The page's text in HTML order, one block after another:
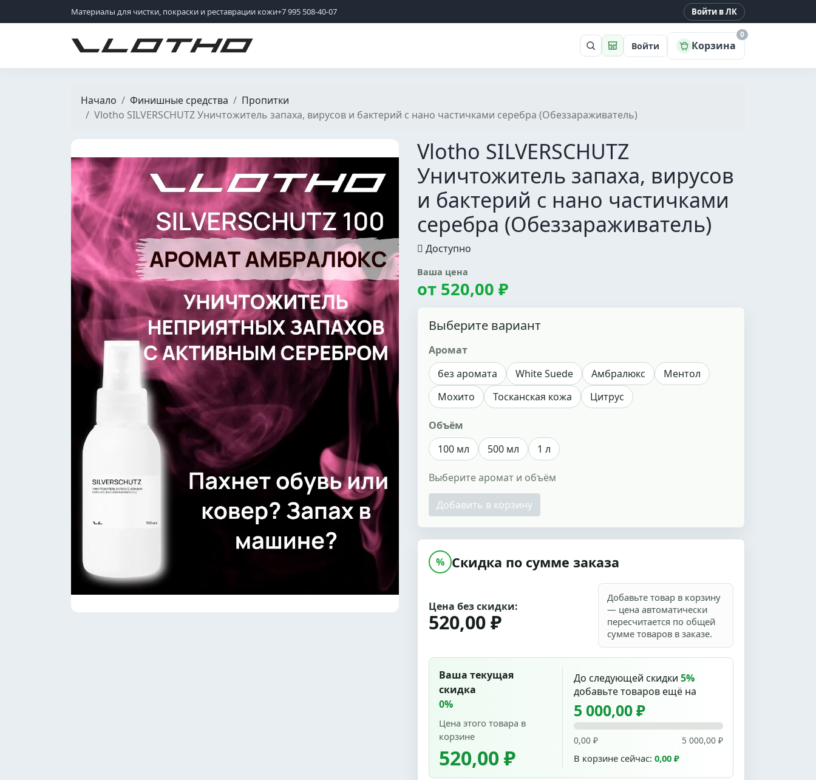
Материалы для чистки, покраски и реставрации кожи+7 995 508-40-07 Войти в ЛК
VLOTHO ПоискМагазин
Войти Корзина
0
Начало Финишные средства
Пропитки
Vlotho SILVERSCHUTZ Уничтожитель запаха, вирусов и бактерий с нано частичками серебра (Обеззараживатель)
Vlotho SILVERSCHUTZ
Уничтожитель запаха, вирусов
и бактерий с нано частичками
серебра (Обеззараживатель)
Доступно
Ваша цена
от 520,00 ₽
Выберите вариант
Аромат
без аромата
White Suede Амбралюкс
Ментол
Мохито
Тосканская кожа Цитрус
Объём
100 мл
500 мл 1 л
Выберите аромат и объём
Добавить в корзину
% Скидка по сумме заказа
Цена без скидки:
520,00 ₽
Добавьте товар в корзину
— цена автоматически
пересчитается по общей
сумме товаров в заказе.
Ваша текущая
скидка
0%
Цена этого товара в
корзине
520,00 ₽
До следующей скидки 5%
добавьте товаров ещё на
5 000,00 ₽
0,00 ₽ 5 000,00 ₽
В корзине сейчас: 0,00 ₽